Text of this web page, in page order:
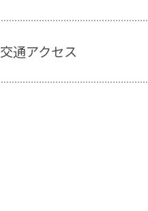
交通アクセス